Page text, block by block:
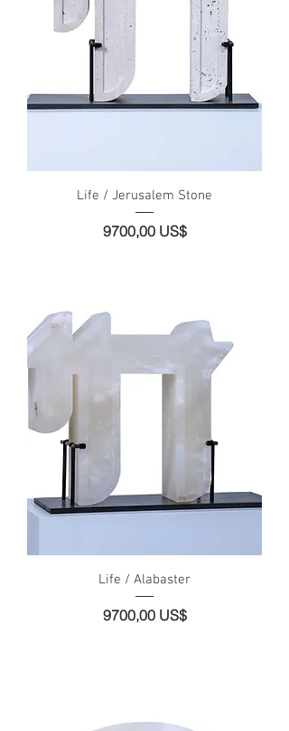
Life / Jerusalem Stone
Precio
9700,00 US$
Life / Alabaster
Precio
9700,00 US$